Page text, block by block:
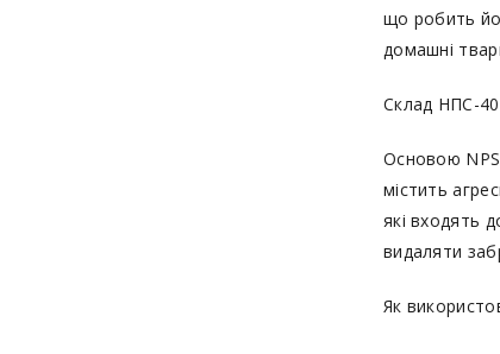
що робить
домашні
Склад НПС-
Основою
містить
які входять
видаляти
Як